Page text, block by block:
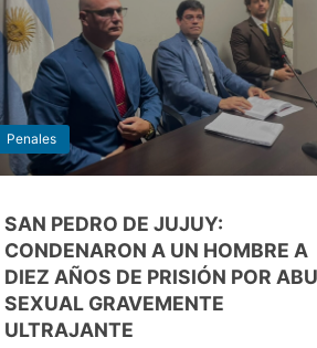
Penales
SAN PEDRO DE JUJUY:
CONDENARON A UN HOMBRE A
DIEZ AÑOS DE PRISIÓN POR
SEXUAL GRAVEMENTE
ULTRAJANTE